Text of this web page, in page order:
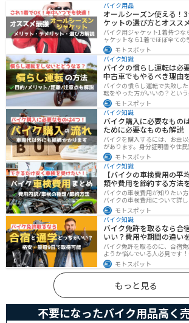
バイク用品
オールシーズン使える！
ケットの選び方とオスス
バイク用ジャケット1着持つな
ャケットなら1着でほぼ全て
費も抑えられます。真夏や真
合は専用ジャケットがあると
ングスタイルに合わせて検討し
モトスポット
バイク知識
バイクの慣らし運転は必
中古車でもやるべき理由
バイクの慣らし運転で失敗し
転をやった方がいいの？とい
メーカ推奨の方法まで具体的
古車でもやった方がいいのか
ともまとめたので、これから
人は参考にしてください。
モトスポット
バイク知識
バイク購入に必要なもの
ために必要なものも解説
バイクを購入するには、お金
があります。身分証明書や住
購入ギリギリになって慌てず
備しておきましょう。
モトスポット
バイク知識
【バイクの車検費用の平
類や費用を節約する方法
バイクの車検費用が知りたい
バイクの車検費用について詳
イクの車検費用は一般的に
記事を読めば車検費用に関す
果が高い車検の計画が可能です。
モトスポット
バイク知識
バイク免許を取るなら合
いい？費用や期間の違い
バイク免許を取るのに、合宿
ようか悩んでいる人必見です
トデメリットをまとめました
なら合宿免許、他人と関わら
オススメです。自分に合った免
さいね。
モトスポット
もっと見る
不要になったバイク用品高く